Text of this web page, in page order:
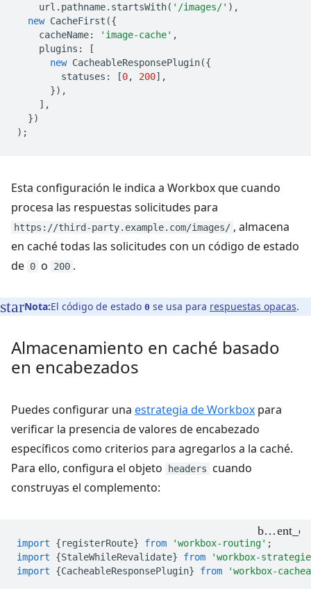
url . pathname. startsWith( '/images/' ),
new CacheFirst ({
cacheName: 'image-cache' ,
plugins :
[
new CacheableResponsePlugin({
statuses : [0, 200],
}),
],
})
);
Esta configuración le indica a Workbox que cuando
procesa las respuestas solicitudes para
https://third-party.example.com/images/ , almacena
en caché todas las solicitudes con un código de estado
de 0 o 200 .
Nota:El código de estado 0 se usa para respuestas opacas.
Almacenamiento en caché basado
en encabezados
Puedes configurar una estrategia de Workbox para
verificar la presencia de valores de encabezado
específicos como criterios para agregarlos a la caché.
Para ello, configura el objeto
headers
cuando
construyas el complemento:
import {registerRoute} from 'workbox-routing' ;
import
{StaleWhileRevalidate} from
'workbox-
import
{CacheableResponsePlugin} from 'workbox-